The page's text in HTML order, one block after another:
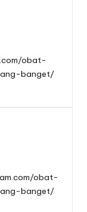
obat-
banget/
obat-
banget/